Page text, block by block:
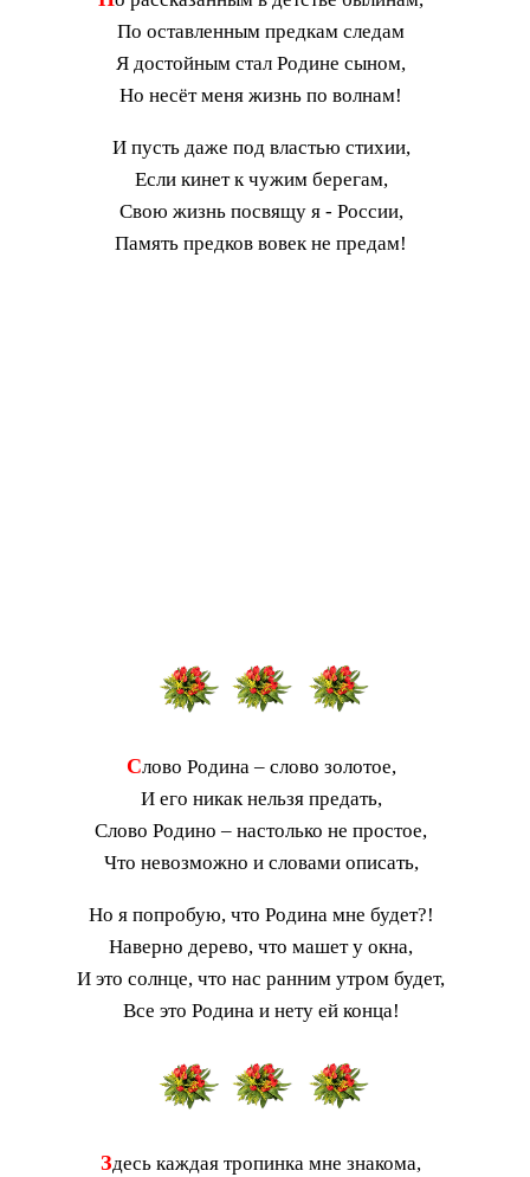
По оставленным предкам следам
Я достойным стал Родине сыном,
Но несёт меня жизнь по волнам!
И пусть даже под властью стихии,
Если кинет к чужим берегам,
Свою жизнь посвящу я - России,
Память предков вовек не предам!
Слово Родина – слово золотое,
И его никак нельзя предать,
Слово Родино – настолько не простое,
Что невозможно и словами описать,
Но я попробую, что Родина мне будет?!
Наверно дерево, что машет у окна,
И это солнце, что нас ранним утром будет,
Все это Родина и нету ей конца!
Здесь каждая тропинка мне знакома,